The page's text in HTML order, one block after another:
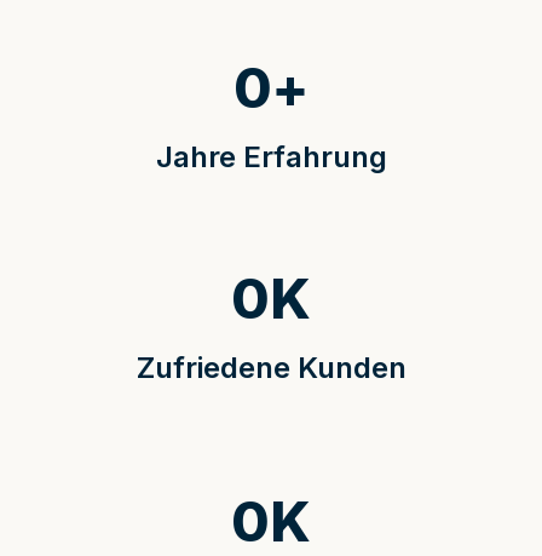
Jahre Erfahrung
0+
Zufriedene Kunden
0K
0K